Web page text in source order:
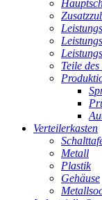
Teile
Verteilerkasten
Metall
Plastik
Gehäuse